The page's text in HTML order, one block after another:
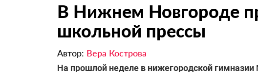
​В Нижнем Новгороде
школьной прессы
Автор: Вера Кострова
На прошлой неделе в нижегородской